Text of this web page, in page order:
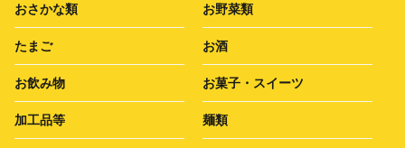
おさかな類 お野菜類
たまご お酒
お飲み物 お菓子・スイーツ
加工品等 麺類